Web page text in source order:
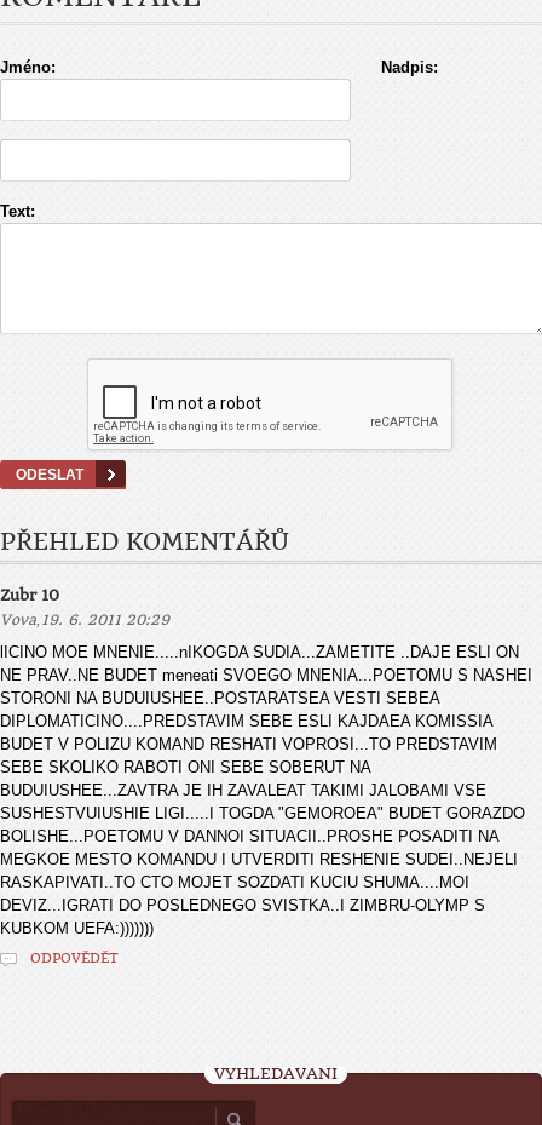
Jméno: Nadpis:
Text:
PŘEHLED KOMENTÁŘŮ
Zubr 10
Vova, 19. 6. 2011 20:29
lICINO MOE MNENIE.....nIKOGDA SUDIA...ZAMETITE ..DAJE ESLI ON
NE PRAV..NE BUDET meneati SVOEGO MNENIA...POETOMU S NASHEI
STORONI NA BUDUIUSHEE..POSTARATSEA VESTI SEBEA
DIPLOMATICINO....PREDSTAVIM SEBE ESLI KAJDAEA KOMISSIA
BUDET V POLIZU KOMAND RESHATI VOPROSI...TO PREDSTAVIM
SEBE SKOLIKO RABOTI ONI SEBE SOBERUT NA
BUDUIUSHEE...ZAVTRA JE IH ZAVALEAT TAKIMI JALOBAMI VSE
SUSHESTVUIUSHIE LIGI.....I TOGDA "GEMOROEA" BUDET GORAZDO
BOLISHE...POETOMU V DANNOI SITUACII..PROSHE POSADITI NA
MEGKOE MESTO KOMANDU I UTVERDITI RESHENIE SUDEI..NEJELI
RASKAPIVATI..TO CTO MOJET SOZDATI KUCIU SHUMA....MOI
DEVIZ...IGRATI DO POSLEDNEGO SVISTKA..I ZIMBRU-OLYMP S
KUBKOM UEFA:)))))))
ODPOVĚDĚT
VYHLEDÁVÁNÍ